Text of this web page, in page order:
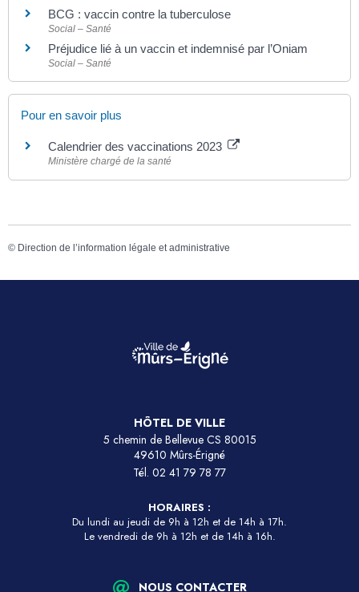
BCG : vaccin contre la tuberculose
Social – Santé
Préjudice lié à un vaccin et indemnisé par l’Oniam
Social – Santé
Pour en savoir plus
Calendrier des vaccinations 2023
Ministère chargé de la santé
© Direction de l’information légale et administrative
HÔTEL DE VILLE
5 chemin de Bellevue CS 80015
49610 Mûrs-Érigné
Tél. 02 41 79 78 77
HORAIRES :
Du lundi au jeudi de 9h à 12h et de 14h à 17h.
Le vendredi de 9h à 12h et de 14h à 16h.
NOUS CONTACTER